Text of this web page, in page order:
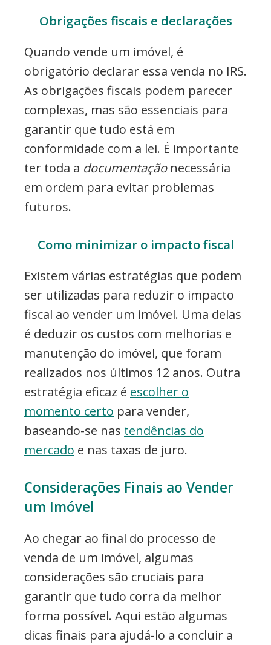
Obrigações fiscais e declarações
Quando vende um imóvel, é
obrigatório declarar essa venda no IRS.
As obrigações fiscais podem parecer
complexas, mas são essenciais para
garantir que tudo está em
conformidade com a lei. É importante
ter toda a documentaçãonecessária
em ordem para evitar problemas
futuros.
Como minimizar o impacto fiscal
Existem várias estratégias que podem
ser utilizadas para reduzir o impacto
fiscal ao vender um imóvel. Uma delas
é deduzir os custos com melhorias e
manutenção do imóvel, que foram
realizados nos últimos 12 anos. Outra
estratégia eficaz é escolher o
momento certo para vender,
baseando-se nas tendências do
mercado e nas taxas de juro.
Considerações Finais ao Vender
um Imóvel
Ao chegar ao final do processo de
venda de um imóvel, algumas
considerações são cruciais para
garantir que tudo corra da melhor
forma possível. Aqui estão algumas
dicas finais para ajudá-lo a concluir a